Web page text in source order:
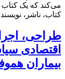
می‌کند که یک کتاب
کتاب، ناشر،
طراحی، اجرا
اقتصادی
بیماران